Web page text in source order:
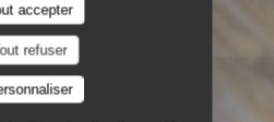
accepter
refuser